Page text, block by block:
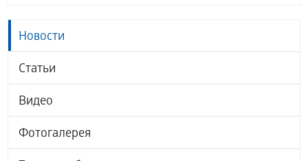
Новости
Статьи
Видео
Фотогалерея